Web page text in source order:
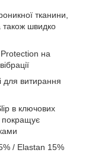
тканини,
а також швидко
на
для витирання
в ключових
покращує
/ Elastan 15%